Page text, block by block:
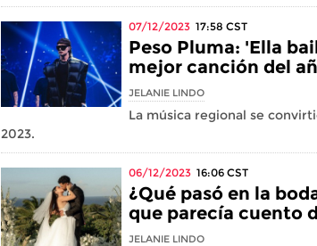
07/12/2023 17:58 CST
Peso Pluma: 'Ella
mejor canción del
JELANIE LINDO
La música regional se
2023.
06/12/2023 16:06 CST
¿Qué pasó en la
que parecía cuento
JELANIE LINDO